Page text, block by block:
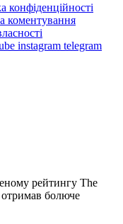
конфіденційності
коментування
instagram telegram
рейтингу The
болюче